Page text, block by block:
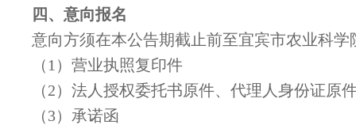
四 、意向报名
意向方须在本公告期截止前至宜宾市农业科
（1）营业执照复印件
（2）法人授权委托书原件、代理人身份证原
（3）承诺函